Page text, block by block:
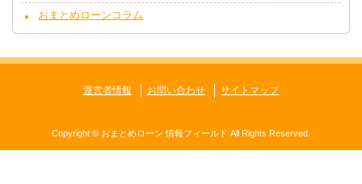
おまとめローンコラム
運営者情報 お問い合わせ サイトマップ
Copyright © おまとめローン 情報フィールド All Rights Reserved.